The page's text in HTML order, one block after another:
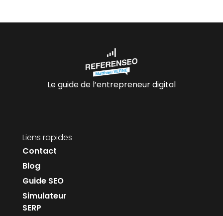
Le guide de l’entrepreneur digital
Liens rapides
Contact
Blog
Guide SEO
Simulateur
SERP